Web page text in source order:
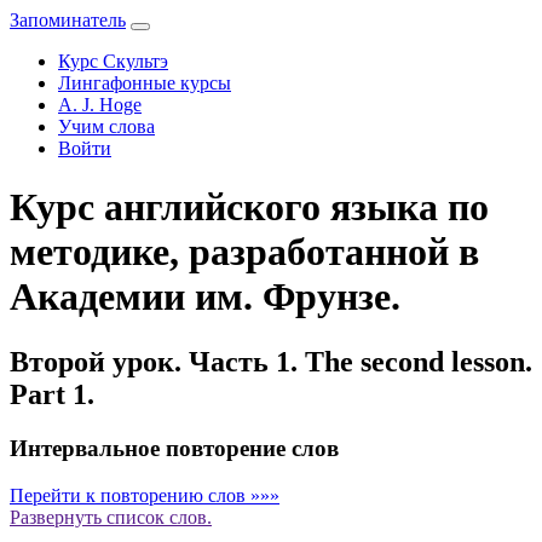
Запоминатель
Курс Скультэ
Лингафонные курсы
A. J. Hoge
Учим слова
Войти
Курс английского языка по
методике, разработанной в
Академии им. Фрунзе.
Второй урок. Часть 1. The second lesson.
Part 1.
Интервальное повторение слов
Перейти к повторению слов »»»
Развернуть список слов.